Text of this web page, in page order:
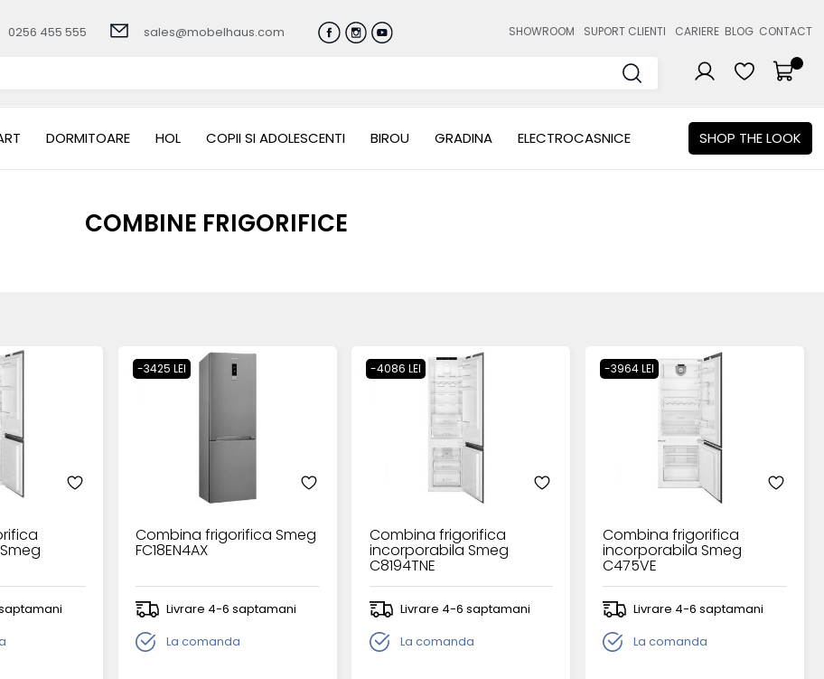
0256 455 555 sales@mobelhaus.com SHOWROOM SUPORT CLIENTI CARIERE BLOG CONTACT
DORMITOARE HOL COPII SI ADOLESCENTI BIROU GRADINA ELECTROCASNICE SHOP THE LOOK
COMBINE FRIGORIFICE
-3425 LEI
Combina frigorifica Smeg
FC18EN4AX
Livrare 4-6 saptamani
La comanda
-4086 LEI
Combina frigorifica
incorporabila Smeg
C8194TNE
Livrare 4-6 saptamani
La comanda
-3964 LEI
Combina frigorifica
incorporabila Smeg
C475VE
Livrare 4-6 saptamani
La comanda